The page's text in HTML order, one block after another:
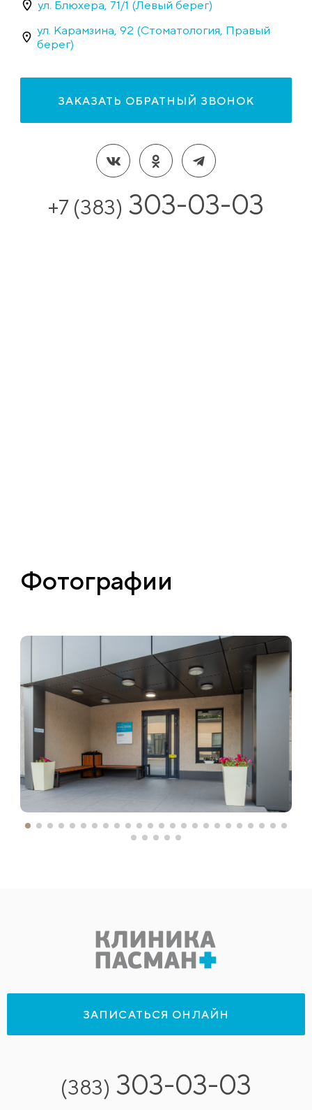
ул. Блюхера, 71/1 (Левый берег)
ул. Карамзина, 92 (Стоматология, Правый
берег)
ЗАКАЗАТЬ ОБРАТНЫЙ ЗВОНОК
+7 (383) 303-03-03
Фотографии
ЗАПИСАТЬСЯ ОНЛАЙН
(383) 303-03-03